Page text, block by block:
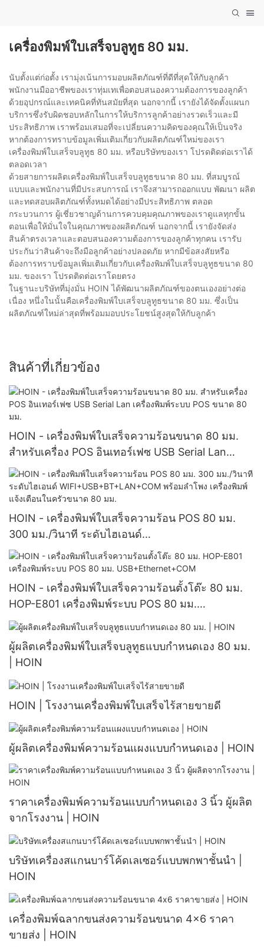
เครื่องพิมพ์ใบเสร็จบลูทูธ 80 มม.
นับตั้งแต่ก่อตั้ง เรามุ่งเน้นการมอบผลิตภัณฑ์ที่ดีที่สุดให้กับลูกค้า
พนักงานมืออาชีพของเราทุ่มเทเพื่อตอบสนองความต้องการของลูกค้า
ด้วยอุปกรณ์และเทคนิคที่ทันสมัยที่สุด นอกจากนี้ เรายังได้จัดตั้งแผนก
บริการซึ่งรับผิดชอบหลักในการให้บริการลูกค้าอย่างรวดเร็วและมี
ประสิทธิภาพ เราพร้อมเสมอที่จะเปลี่ยนความคิดของคุณให้เป็นจริง
หากต้องการทราบข้อมูลเพิ่มเติมเกี่ยวกับผลิตภัณฑ์ใหม่ของเรา
เครื่องพิมพ์ใบเสร็จบลูทูธ 80 มม. หรือบริษัทของเรา โปรดติดต่อเราได้
ตลอดเวลา
ด้วยสายการผลิตเครื่องพิมพ์ใบเสร็จบลูทูธขนาด 80 มม. ที่สมบูรณ์
แบบและพนักงานที่มีประสบการณ์ เราจึงสามารถออกแบบ พัฒนา ผลิต
และทดสอบผลิตภัณฑ์ทั้งหมดได้อย่างมีประสิทธิภาพ ตลอด
กระบวนการ ผู้เชี่ยวชาญด้านการควบคุมคุณภาพของเราดูแลทุกขั้น
ตอนเพื่อให้มั่นใจในคุณภาพของผลิตภัณฑ์ นอกจากนี้ เรายังจัดส่ง
สินค้าตรงเวลาและตอบสนองความต้องการของลูกค้าทุกคน เรารับ
ประกันว่าสินค้าจะถึงมือลูกค้าอย่างปลอดภัย หากมีข้อสงสัยหรือ
ต้องการทราบข้อมูลเพิ่มเติมเกี่ยวกับเครื่องพิมพ์ใบเสร็จบลูทูธขนาด 80
มม. ของเรา โปรดติดต่อเราโดยตรง
ในฐานะบริษัทที่มุ่งมั่น HOIN ได้พัฒนาผลิตภัณฑ์ของตนเองอย่างต่อ
เนื่อง หนึ่งในนั้นคือเครื่องพิมพ์ใบเสร็จบลูทูธขนาด 80 มม. ซึ่งเป็น
ผลิตภัณฑ์ใหม่ล่าสุดที่พร้อมมอบประโยชน์สูงสุดให้กับลูกค้า
สินค้าที่เกี่ยวข้อง
HOIN - เครื่องพิมพ์ใบเสร็จความร้อนขนาด 80 มม.
สำหรับเครื่อง POS อินเทอร์เฟซ USB Serial Lan
เครื่องพิมพ์ระบบ POS ขนาด 80 มม.
HOIN - เครื่องพิมพ์ใบเสร็จความร้อน POS 80 มม.
300 มม./วินาที ระดับไฮเอนด์
WIFI+USB+BT+LAN+COM พร้อมลำโพง เครื่องพิมพ์
แจ้งเตือนในครัวขนาด 80 มม.
HOIN - เครื่องพิมพ์ใบเสร็จความร้อนตั้งโต๊ะ 80 มม.
HOP-E801 เครื่องพิมพ์ระบบ POS 80 มม.
USB+Ethernet+COM
ผู้ผลิตเครื่องพิมพ์ใบเสร็จบลูทูธแบบกำหนดเอง 80 มม.
| HOIN
HOIN | โรงงานเครื่องพิมพ์ใบเสร็จไร้สายขายดี
ผู้ผลิตเครื่องพิมพ์ความร้อนแผงแบบกำหนดเอง | HOIN
ราคาเครื่องพิมพ์ความร้อนแบบกำหนดเอง 3 นิ้ว ผู้ผลิต
จากโรงงาน | HOIN
บริษัทเครื่องสแกนบาร์โค้ดเลเซอร์แบบพกพาชั้นนำ |
HOIN
เครื่องพิมพ์ฉลากขนส่งความร้อนขนาด 4x6 ราคา
ขายส่ง | HOIN